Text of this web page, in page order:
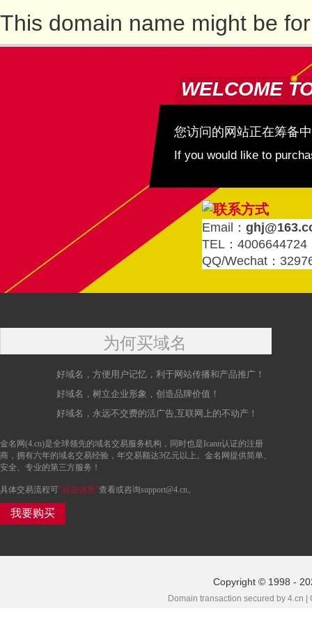
This domain name might be
WELCOME
您访问的网站正在筹备
If you would like to
Email：
TEL：4006644724
QQ/Wechat：
为何买域名
好域名，方便用户记忆，利于网站传播和产品推广！
好域名，树立企业形象，创造品牌价值！
好域名，永远不交费的活广告,互联网上的不动产！
金名网(4.cn)是全球领先的域名交易服务机构，同时也是Icann认证的注册
商，拥有六年的域名交易经验，年交易额达3亿元以上。金名网提供简单、
安全、专业的第三方服务！
具体交易流程可“点击这里”查看或咨询support@4.cn。
我要购买
Copyright © 1998 -
Domain transaction secured by 4.cn